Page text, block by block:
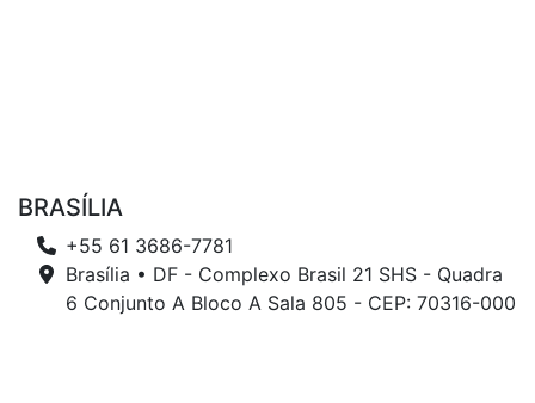
BRASÍLIA
+55 61 3686-7781
Brasília • DF - Complexo Brasil 21 SHS - Quadra
6 Conjunto A Bloco A Sala 805 - CEP: 70316-000